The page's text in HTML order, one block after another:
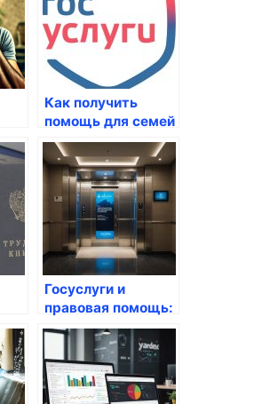
Как получить
помощь для семей
с детьми через
Госуслуги
Госуслуги и
правовая помощь:
как получить
консультацию?